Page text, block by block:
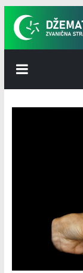
Skip
content
Stari